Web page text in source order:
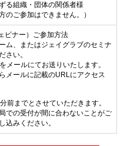
る組織・団体の関係者様
のご参加はできません。）
ビナー）ご参加方法
ム、またはジェイグラブのセミナ
さい。
メールにてお送りいたします。
メールに記載のURLにアクセス
前までとさせていただきます。
での受付が間に合わないことがご
込みください。